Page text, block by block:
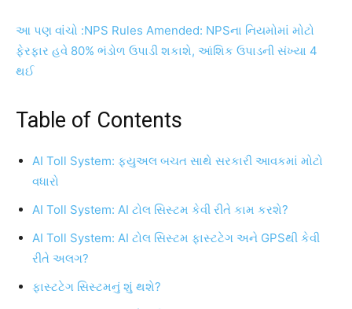
આ પણ વાંચો :NPS Rules Amended: NPSના નિયમોમાં મોટો
ફેરફાર હવે 80% ભંડોળ ઉપાડી શકાશે, આંશિક ઉપાડની સંખ્યા 4
થઈ
Table of Contents
AI Toll System: ફ્યુઅલ બચત સાથે સરકારી આવકમાં મોટો
વધારો
AI Toll System: AI ટોલ સિસ્ટમ કેવી રીતે કામ કરશે?
AI Toll System: AI ટોલ સિસ્ટમ ફાસ્ટટેગ અને GPSથી કેવી
રીતે અલગ?
ફાસ્ટટેગ સિસ્ટમનું શું થશે?